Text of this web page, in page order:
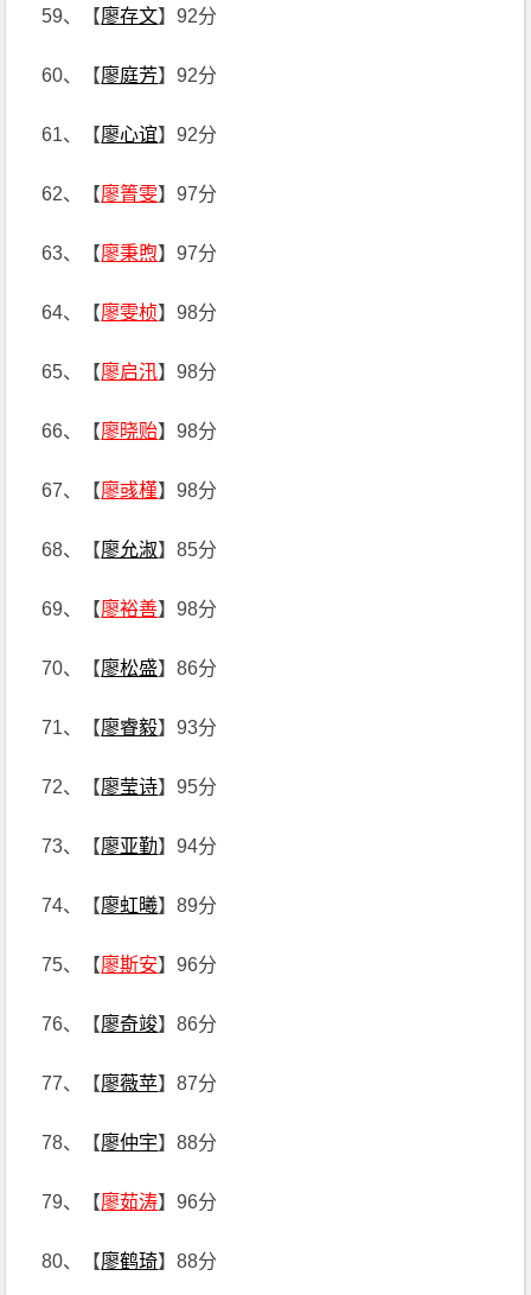
59、【廖存文】92分
60、【廖庭芳】92分
61、【廖心谊】92分
62、【廖箐雯】97分
63、【廖秉煦】97分
64、【廖雯桢】98分
65、【廖启汛】98分
66、【廖晓贻】98分
67、【廖彧槿】98分
68、【廖允淑】85分
69、【廖裕善】98分
70、【廖松盛】86分
71、【廖睿毅】93分
72、【廖莹诗】95分
73、【廖亚勤】94分
74、【廖虹曦】89分
75、【廖斯安】96分
76、【廖奇竣】86分
77、【廖薇苹】87分
78、【廖仲宇】88分
79、【廖茹涛】96分
80、【廖鹤琦】88分